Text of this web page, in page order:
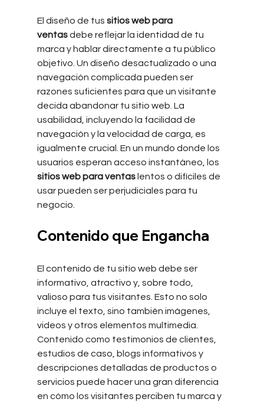
El diseño de tus sitios web para
ventas debe reflejar la identidad de tu
marca y hablar directamente a tu público
objetivo. Un diseño desactualizado o una
navegación complicada pueden ser
razones suficientes para que un visitante
decida abandonar tu sitio web. La
usabilidad, incluyendo la facilidad de
navegación y la velocidad de carga, es
igualmente crucial. En un mundo donde los
usuarios esperan acceso instantáneo, los
sitios web para ventas lentos o difíciles de
usar pueden ser perjudiciales para tu
negocio.
Contenido que Engancha
El contenido de tu sitio web debe ser
informativo, atractivo y, sobre todo,
valioso para tus visitantes. Esto no solo
incluye el texto, sino también imágenes,
videos y otros elementos multimedia.
Contenido como testimonios de clientes,
estudios de caso, blogs informativos y
descripciones detalladas de productos o
servicios puede hacer una gran diferencia
en cómo los visitantes perciben tu marca y